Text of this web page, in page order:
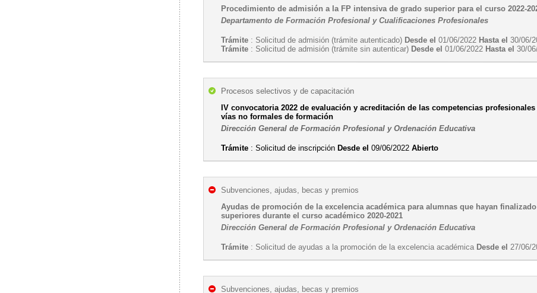
Procedimiento de admisión a la FP intensiva de grado superior para el curso 2022-
Departamento de Formación Profesional y Cualificaciones Profesionales
Trámite : Solicitud de admisión (trámite autenticado) Desde el 01/06/2022 Hasta el 30/06/
Trámite : Solicitud de admisión (trámite sin autenticar) Desde el 01/06/2022 Hasta el 30/
Procesos selectivos y de capacitación
IV convocatoria 2022 de evaluación y acreditación de las competencias
vías no formales de formación
Dirección General de Formación Profesional y Ordenación Educativa
Trámite : Solicitud de inscripción Desde el 09/06/2022Abierto
Subvenciones, ajudas, becas y premios
Ayudas de promoción de la excelencia académica para alumnas que hayan
superiores durante el curso académico 2020-2021
Dirección General de Formación Profesional y Ordenación Educativa
Trámite : Solicitud de ayudas a la promoción de la excelencia académica Desde el 27/06/
Subvenciones, ajudas, becas y premios